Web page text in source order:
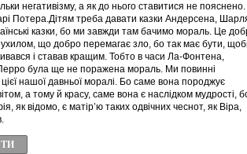
негативізму, а як до нього ставитися не пояснено.
Потера.Дітям треба давати казки Андерсена,
казки, бо ми завжди там бачимо мораль. Це
що добро перемагає зло, бо так має бути,
і ставав кращим. Тобто в часи Ла-Фонтена,
була ще не поражена мораль. Ми повинні
нашої давньої моралі. Бо саме вона породжує
а тому й красу, саме вона є наслідком мудрості,
як відомо, є матір’ю таких одвічних чеснот, як Віра,